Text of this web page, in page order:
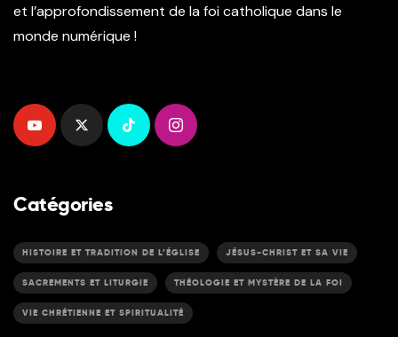
et l’approfondissement de la foi catholique dans le
monde numérique !
Catégories
HISTOIRE ET TRADITION DE L’ÉGLISE JÉSUS-CHRIST ET SA VIE
SACREMENTS ET LITURGIE THÉOLOGIE ET MYSTÈRE DE LA FOI
VIE CHRÉTIENNE ET SPIRITUALITÉ